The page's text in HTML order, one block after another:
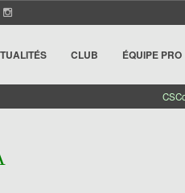
CLUB ÉQUIPE PRO